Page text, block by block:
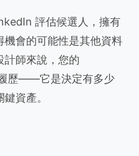
評估候選人，擁有
機會的可能性是其他資料
計師來說，您的
歷——它是決定有多少
資產。